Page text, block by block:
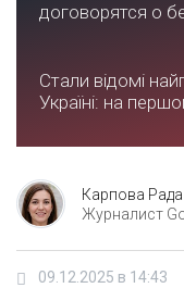
договорятся о
Стали відомі
Україні: на
Карпова Рада
Журналист
09.12.2025 в 14:43